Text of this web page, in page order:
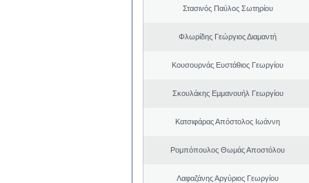
Στασινός Παύλος Σωτηρίου
Φλωρίδης Γεώργιος Διαμαντή
Κουσουρνάς Ευστάθιος Γεωργίου
Σκουλάκης Εμμανουήλ Γεωργίου
Κατσιφάρας Απόστολος Ιωάννη
Ρομπόπουλος Θωμάς Αποστόλου
Λαφαζάνης Αργύριος Γεωργίου